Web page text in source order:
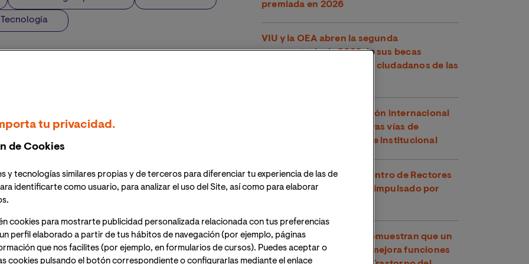
las que destacados expertos analizarán las
total de 4 sectores, uno por jornada, comenzando
(ESICT)de la Universidad Internacional de
el carácter multidisciplinar de la tecnología y su
se hace, y por esto a lo largo de las TECHmeets se
tecnología en distintas áreas, planteando a la vez
aplicaciones y abriendo el análisis a la incorporación
de las que ya se encuentran en uso.
de la ESICT de VIU analizarán4 macrosectores:
premiada en 2026
VIU y la OEA abren la segunda
convocatoria de 2026 de sus becas
conjuntas, dirigidas a los ciudadanos de las
VIU refuerza su proyección internacional
en Perú explorando nuevas vías de
cooperación académica e institucional
VIU participa en el Encuentro de Rectores
y Rectoras Perú-España impulsado por
Investigadores de VIU demuestran que un
compuesto del té verde mejora funciones
tu privacidad.
de Cookies
y tecnologías similares propias y de terceros para diferenciar tu experiencia de las de
identificarte como usuario, para analizar el uso del Site, así como para elaborar
cookies para mostrarte publicidad personalizada relacionada con tus preferencias
perfil elaborado a partir de tus hábitos de navegación (por ejemplo, páginas
que nos facilites (por ejemplo, en formularios de cursos). Puedes aceptar o
cookies pulsando el botón correspondiente o configurarlas mediante el enlace